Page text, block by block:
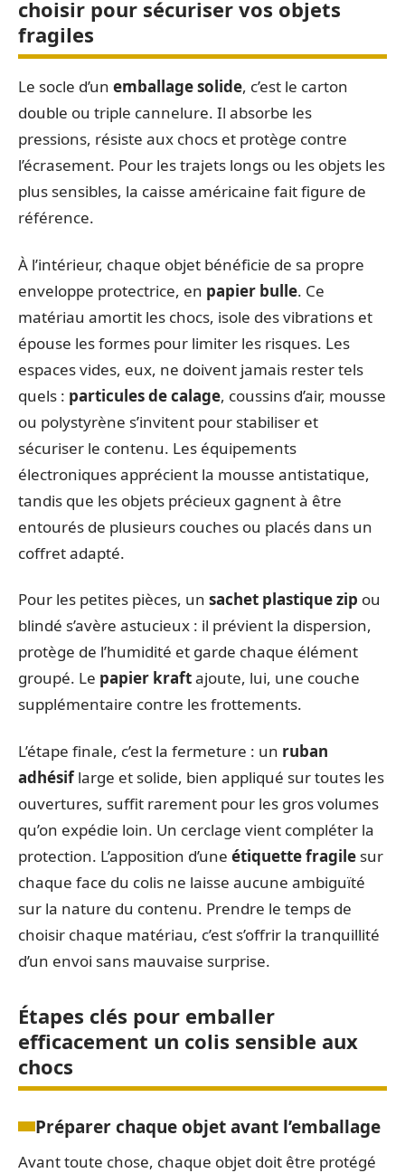
choisir pour sécuriser vos objets
fragiles
Le socle d’un emballage solide, c’est le carton
double ou triple cannelure. Il absorbe les
pressions, résiste aux chocs et protège contre
l’écrasement. Pour les trajets longs ou les objets les
plus sensibles, la caisse américaine fait figure de
référence.
À l’intérieur, chaque objet bénéficie de sa propre
enveloppe protectrice, en papier bulle. Ce
matériau amortit les chocs, isole des vibrations et
épouse les formes pour limiter les risques. Les
espaces vides, eux, ne doivent jamais rester tels
quels : particules de calage, coussins d’air, mousse
ou polystyrène s’invitent pour stabiliser et
sécuriser le contenu. Les équipements
électroniques apprécient la mousse antistatique,
tandis que les objets précieux gagnent à être
entourés de plusieurs couches ou placés dans un
coffret adapté.
Pour les petites pièces, un sachet plastique zip ou
blindé s’avère astucieux : il prévient la dispersion,
protège de l’humidité et garde chaque élément
groupé. Le papier kraftajoute, lui, une couche
supplémentaire contre les frottements.
L’étape finale, c’est la fermeture : un ruban
adhésiflarge et solide, bien appliqué sur toutes les
ouvertures, suffit rarement pour les gros volumes
qu’on expédie loin. Un cerclage vient compléter la
protection. L’apposition d’une étiquette fragile sur
chaque face du colis ne laisse aucune ambiguïté
sur la nature du contenu. Prendre le temps de
choisir chaque matériau, c’est s’offrir la tranquillité
d’un envoi sans mauvaise surprise.
Étapes clés pour emballer
efficacement un colis sensible aux
chocs
Préparer chaque objet avant l’emballage
Avant toute chose, chaque objet doit être protégé